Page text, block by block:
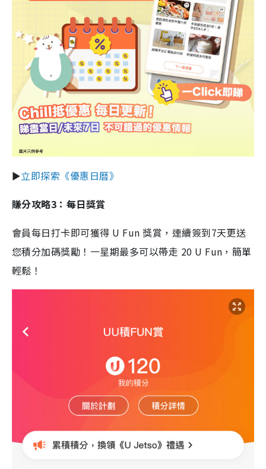
►立即探索《優惠日曆》
賺分攻略3：每日獎賞
會員每日打卡即可獲得 U Fun 獎賞，連續簽到7天更送
您積分加碼獎勵！一星期最多可以帶走 20 U Fun，簡單
輕鬆！